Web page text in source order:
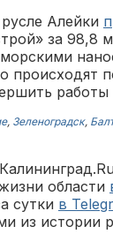
Алейки
за 98,8
происходят
, Зеленоградск,
области
сутки в
из истории